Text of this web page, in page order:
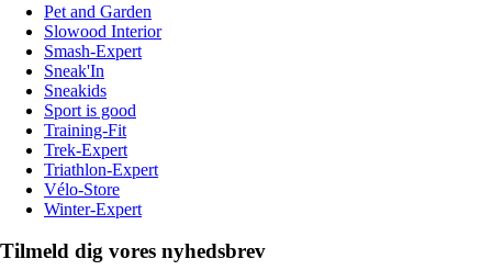
Pet and Garden
Slowood Interior
Smash-Expert
Sneak'In
Sneakids
Sport is good
Training-Fit
Trek-Expert
Triathlon-Expert
Vélo-Store
Winter-Expert
Tilmeld dig vores nyhedsbrev